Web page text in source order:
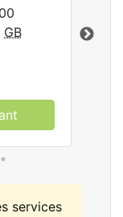
GB
services